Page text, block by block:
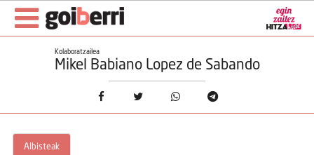
Kolaboratzailea
Mikel Babiano Lopez de Sabando
Albisteak